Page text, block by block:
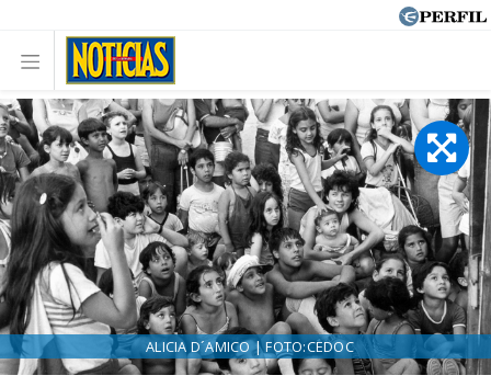
ALICIA D´AMICO | FOTO:CEDOC